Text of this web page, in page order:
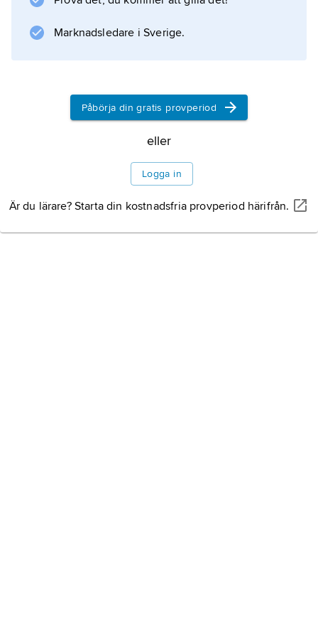
1700-talet närmade georgierna sig det
Självständighet
Information om artikeln
Marknadsledare i Sverige.
Påbörja din gratis provperiod
eller
Logga in
Är du lärare? Starta din kostnadsfria provperiod härifrån.